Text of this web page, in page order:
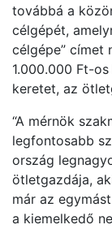
továbbá a
célgépét,
célgépe” címet
1.000.000 Ft-
keretet, az
“A mérnök
legfontosabb
ország
ötletgazdája,
már az
a kiemelkedő